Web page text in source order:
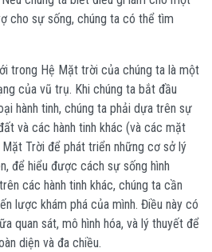
cho sự sống, chúng ta có thể tìm
trong Hệ Mặt trời của chúng ta là một
của vũ trụ. Khi chúng ta bắt đầu
hành tinh, chúng ta phải dựa trên sự
và các hành tinh khác (và các mặt
Trời để phát triển những cơ sở lý
để hiểu được cách sự sống hình
các hành tinh khác, chúng ta cần
lược khám phá của mình. Điều này có
quan sát, mô hình hóa, và lý thuyết để
diện và đa chiều.